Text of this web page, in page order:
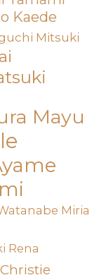
Kaede
Mitsuki
Mayu
Miria
Rena